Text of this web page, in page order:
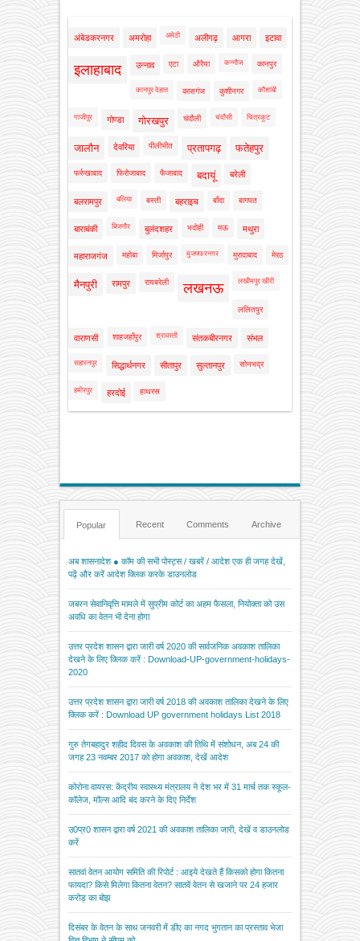
अंबेडकरनगर अमरोहा अमेठी अलीगढ़ आगरा इटावा
इलाहाबाद उन्नाव एटा औरैया कन्नौज कानपुर
कानपुर देहात कासगंज कुशीनगर कौशांबी
गाजीपुर गोण्डा गोरखपुर चंदौली चंदौसी चित्रकूट
जालौन देवरिया पीलीभीत प्रतापगढ़ फतेहपुर
फर्रुखाबाद फिरोजाबाद फैजाबाद बदायूं बरेली
बलरामपुर बलिया बस्ती बहराइच बाँदा बागपत
बाराबंकी बिजनौर बुलंदशहर भदोही मऊ मथुरा
महाराजगंज महोबा मिर्जापुर मुजफ्फरनगर मुरादाबाद मेरठ
मैनपुरी रामपुर रायबरेली लखनऊ लखीमपुर खीरी
ललितपुर
वाराणसी शाहजहाँपुर श्रावस्ती संतकबीरनगर संभल
सहारनपुर सिद्धार्थनगर सीतापुर सुल्तानपुर सोनभद्र
हमीरपुर हरदोई हाथरस
Popular Recent Comments Archive
अब शासनादेश ● कॉम की सभी पोस्ट्स / खबरें / आदेश एक ही जगह देखें,
पढ़ें और करें आदेश क्लिक करके डाउनलोड
जबरन सेवानिवृत्ति मामले में सुप्रीम कोर्ट का अहम फैसला, नियोक्ता को उस
अवधि का वेतन भी देना होगा
उत्तर प्रदेश शासन द्वारा जारी वर्ष 2020 की सार्वजनिक अवकाश तालिका
देखने के लिए क्लिक करें : Download-UP-government-holidays-
2020
उत्तर प्रदेश शासन द्वारा जारी वर्ष 2018 की अवकाश तालिका देखने के लिए
क्लिक करें : Download UP government holidays List 2018
गुरु तेगबहादुर शहीद दिवस के अवकाश की तिथि में संशोधन, अब 24 की
जगह 23 नवम्बर 2017 को होगा अवकाश, देखें आदेश
कोरोना वायरस: केंद्रीय स्वास्थ्य मंत्रालय ने देश भर में 31 मार्च तक स्कूल-
कॉलेज, मॉल्स आदि बंद करने के दिए निर्देश
उ0प्र0 शासन द्वारा वर्ष 2021 की अवकाश तालिका जारी, देखें व डाउनलोड
करें
सातवां वेतन आयोग समिति की रिपोर्ट : आइये देखते हैं किसको होगा कितना
फायदा? किसे मिलेगा कितना वेतन? सातवें वेतन से खजाने पर 24 हजार
करोड़ का बोझ
दिसंबर के वेतन के साथ जनवरी में डीए का नगद भुगतान का प्रस्ताव भेजा